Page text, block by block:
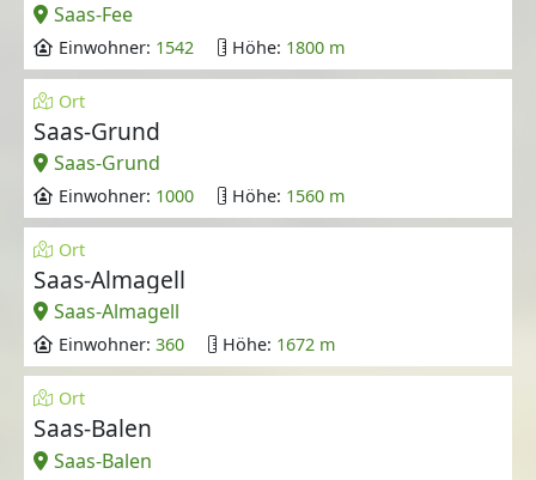
Saas-Fee
Einwohner: 1542 Höhe: 1800 m
Ort
Saas-Grund
Saas-Grund
Einwohner: 1000 Höhe: 1560 m
Ort
Saas-Almagell
Saas-Almagell
Einwohner: 360 Höhe: 1672 m
Ort
Saas-Balen
Saas-Balen